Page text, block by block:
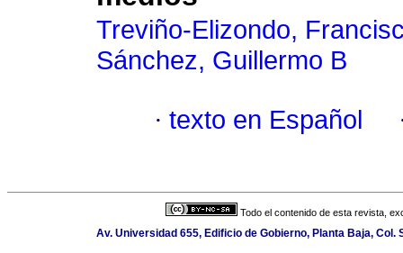
Treviño-Elizondo,
Sánchez, Guillermo B
· texto en Español
Todo el contenido de esta revista,
Av. Universidad 655, Edificio de Gobierno, Planta Baja,